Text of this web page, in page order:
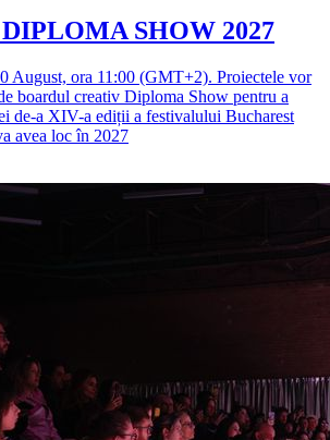
SHOW 2027
August, ora 11:00 (GMT+2). Proiectele vor
boardul creativ Diploma Show pentru a
de-a XIV-a ediții a festivalului Bucharest
avea loc în 2027